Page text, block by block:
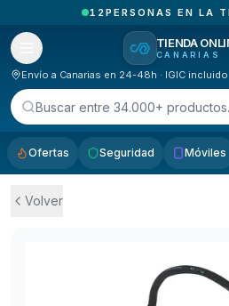
PEDIDOS RECIBIDOS
TIENDA
CANARIAS
Envío a Canarias en 24-48h · IGIC incluido
Buscar entre 34.000+
Ofertas Seguridad Móviles
Volver